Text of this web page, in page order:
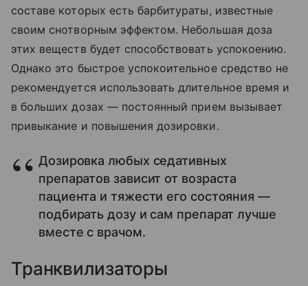
составе которых есть барбитураты, известные
своим снотворным эффектом. Небольшая доза
этих веществ будет способствовать успокоению.
Однако это быстрое успокоительное средство не
рекомендуется использовать длительное время и
в больших дозах — постоянный прием вызывает
привыкание и повышения дозировки.
Дозировка любых седативных
препаратов зависит от возраста
пациента и тяжести его состояния —
подбирать дозу и сам препарат лучше
вместе с врачом.
Транквилизаторы